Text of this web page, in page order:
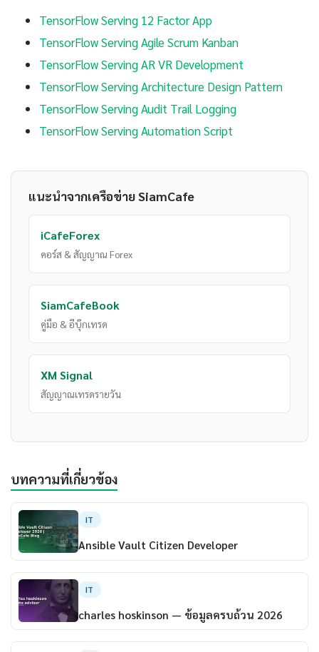
TensorFlow Serving 12 Factor App
TensorFlow Serving Agile Scrum Kanban
TensorFlow Serving AR VR Development
TensorFlow Serving Architecture Design Pattern
TensorFlow Serving Audit Trail Logging
TensorFlow Serving Automation Script
แนะนำจากเครือข่าย SiamCafe
iCafeForex
คอร์ส & สัญญาณ Forex
SiamCafeBook
คู่มือ & อีบุ๊กเทรด
XM Signal
สัญญาณเทรดรายวัน
บทความที่เกี่ยวข้อง
IT
Ansible Vault Citizen Developer
IT
charles hoskinson — ข้อมูลครบถ้วน 2026